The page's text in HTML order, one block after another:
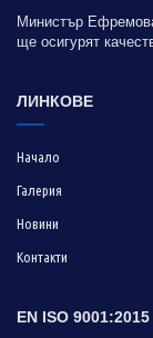
Министър
ще осигурят
ЛИНКОВЕ
Начало
Галерия
Новини
Контакти
EN ISO